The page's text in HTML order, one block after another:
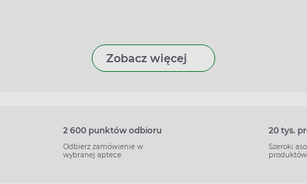
Zobacz więcej
2 600 punktów odbioru
Odbierz zamówienie w
wybranej aptece
20 tys.
Szeroki
produktów